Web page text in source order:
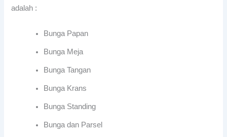
adalah :
Bunga Papan
Bunga Meja
Bunga Tangan
Bunga Krans
Bunga Standing
Bunga dan Parsel